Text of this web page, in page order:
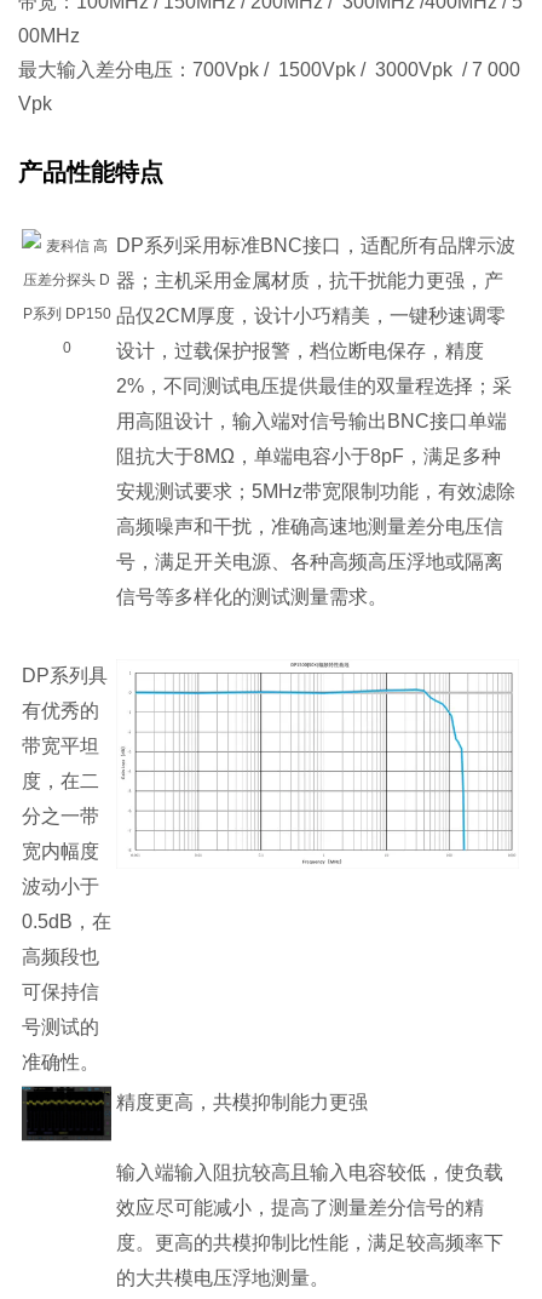
00MHz
最大输入差分电压：700Vpk / 1500Vpk / 3000Vpk / 7 000
Vpk
产品性能特点
DP系列采用标准BNC接口，适配所有品牌示波
器；主机采用金属材质，抗干扰能力更强，产
品仅2CM厚度，设计小巧精美，一键秒速调零
设计，过载保护报警，档位断电保存，精度
2%，不同测试电压提供最佳的双量程选择；采
用高阻设计，输入端对信号输出BNC接口单端
阻抗大于8MΩ，单端电容小于8pF，满足多种
安规测试要求；5MHz带宽限制功能，有效滤除
高频噪声和干扰，准确高速地测量差分电压信
号，满足开关电源、各种高频高压浮地或隔离
信号等多样化的测试测量需求。
DP系列具
有优秀的
带宽平坦
度，在二
分之一带
宽内幅度
波动小于
0.5dB，在
高频段也
可保持信
号测试的
准确性。
精度更高，共模抑制能力更强
输入端输入阻抗较高且输入电容较低，使负载
效应尽可能减小，提高了测量差分信号的精
度。更高的共模抑制比性能，满足较高频率下
的大共模电压浮地测量。